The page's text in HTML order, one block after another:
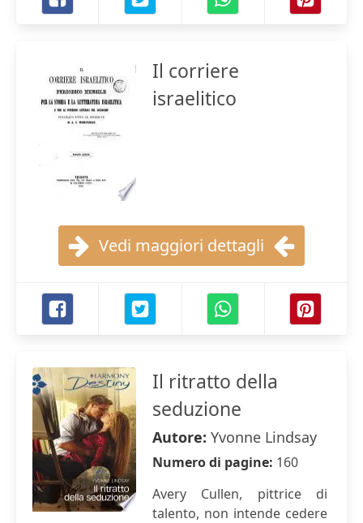
Il corriere
israelitico
Vedi maggiori dettagli
Il ritratto della
seduzione
Autore: Yvonne Lindsay
Numero di pagine: 160
Avery Cullen, pittrice di
talento, non intende cedere